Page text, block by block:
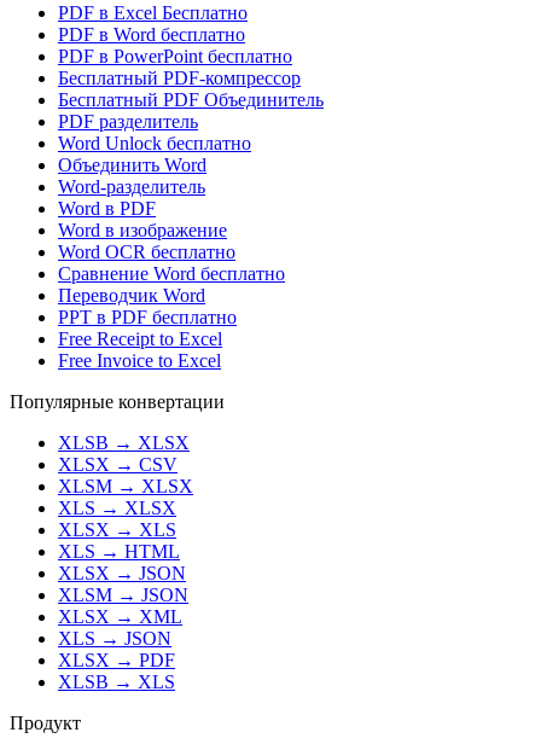
PDF в Excel Бесплатно
PDF в Word бесплатно
PDF в PowerPoint бесплатно
Бесплатный PDF-компрессор
Бесплатный PDF Объединитель
PDF разделитель
Word Unlock бесплатно
Объединить Word
Word-разделитель
Word в PDF
Word в изображение
Word OCR бесплатно
Сравнение Word бесплатно
Переводчик Word
PPT в PDF бесплатно
Free Receipt to Excel
Free Invoice to Excel
Популярные конвертации
XLSB → XLSX
XLSX → CSV
XLSM → XLSX
XLS → XLSX
XLSX → XLS
XLS → HTML
XLSX → JSON
XLSM → JSON
XLSX → XML
XLS → JSON
XLSX → PDF
XLSB → XLS
Продукт